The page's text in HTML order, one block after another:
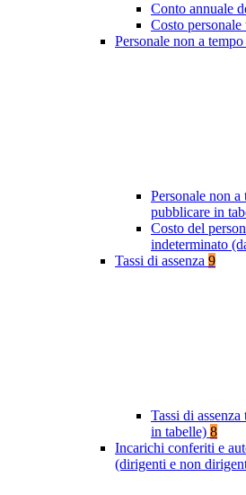
Conto annuale
Costo
Personale non a
Personale non
pubblicare in
Costo del
indeterminato
Tassi di assenza 9
Tassi di
in tabelle) 8
Incarichi conferiti e
(dirigenti e non